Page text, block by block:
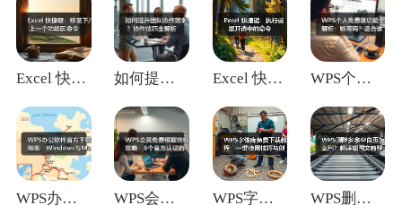
Excel 快捷键：移至下/上一个功能区 如何提升团队协作效率？协作技巧全解析 Excel 快捷键：执行或展开选中的命令 WPS个人免费版功能全解析：够用吗？适合
WPS办公软件官方下载指南：Window WPS会员免费领取终极攻略：8个官方认证 WPS字体库免费下载教程：一键使用技巧与 WPS删除多余空白页怎么删？超详细图文教